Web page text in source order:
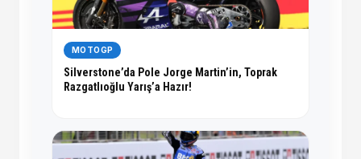
MOTOGP
Silverstone’da Pole Jorge Martin’in, Toprak
Razgatlıoğlu Yarış’a Hazır!